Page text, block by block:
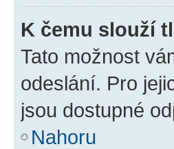
K čemu slouží
Tato možnost
odeslání. Pro
jsou dostupné
Nahoru